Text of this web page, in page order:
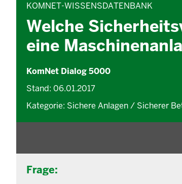
KOMNET-WISSENSDATENBANK
Welche
eine
KomNet Dialog 5000
Stand: 06.01.2017
Kategorie: Sichere Anlagen / Sicherer
Frage: